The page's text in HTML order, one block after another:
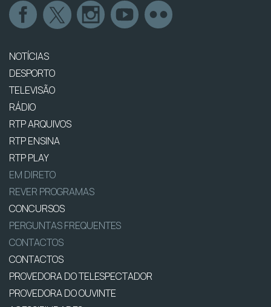
NOTÍCIAS
DESPORTO
TELEVISÃO
RÁDIO
RTP ARQUIVOS
RTP ENSINA
RTP PLAY
EM DIRETO
REVER PROGRAMAS
CONCURSOS
PERGUNTAS FREQUENTES
CONTACTOS
CONTACTOS
PROVEDORA DO TELESPECTADOR
PROVEDORA DO OUVINTE